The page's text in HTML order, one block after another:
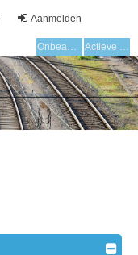
Aanmelden
Onbeantwoorde onderwerpen Actieve onderwerpen